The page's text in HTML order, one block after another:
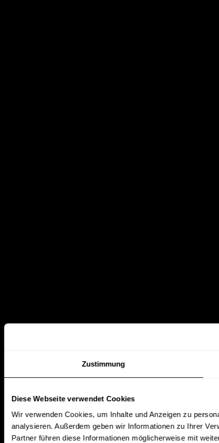
Zustimmung
Diese Webseite verwendet Cookies
Wir verwenden Cookies, um Inhalte und Anzeigen zu
analysieren. Außerdem geben wir Informationen zu Ihrer
Partner führen diese Informationen möglicherweise mit